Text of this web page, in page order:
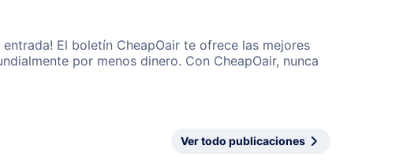
El boletín CheapOair te ofrece las mejores
por menos dinero. Con CheapOair, nunca
Ver todo publicaciones